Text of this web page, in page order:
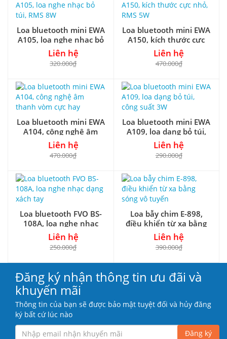
Loa bluetooth mini EWA
A105, loa nghe nhạc bỏ
túi, RMS 8W
Liên hệ
320.000₫
Loa bluetooth mini EWA
A150, kích thước cực
nhỏ, RMS 5W
Liên hệ
470.000₫
Loa bluetooth mini EWA
A104, công nghệ âm
thanh vòm cực hay
Liên hệ
470.000₫
Loa bluetooth mini EWA
A109, loa dạng bỏ túi,
công suất 3W
Liên hệ
290.000₫
Loa bluetooth FVO BS-
108A, loa nghe nhạc
dạng xách tay
Liên hệ
250.000₫
Loa bẫy chim E-898,
điều khiển từ xa bằng
sóng vô tuyến
Liên hệ
390.000₫
Đăng ký nhận thông tin ưu đãi và
khuyến mãi
Thông tin của bạn sẽ được bảo mật tuyệt đối và hủy đăng
ký bất cứ lúc nào
Đăng ký